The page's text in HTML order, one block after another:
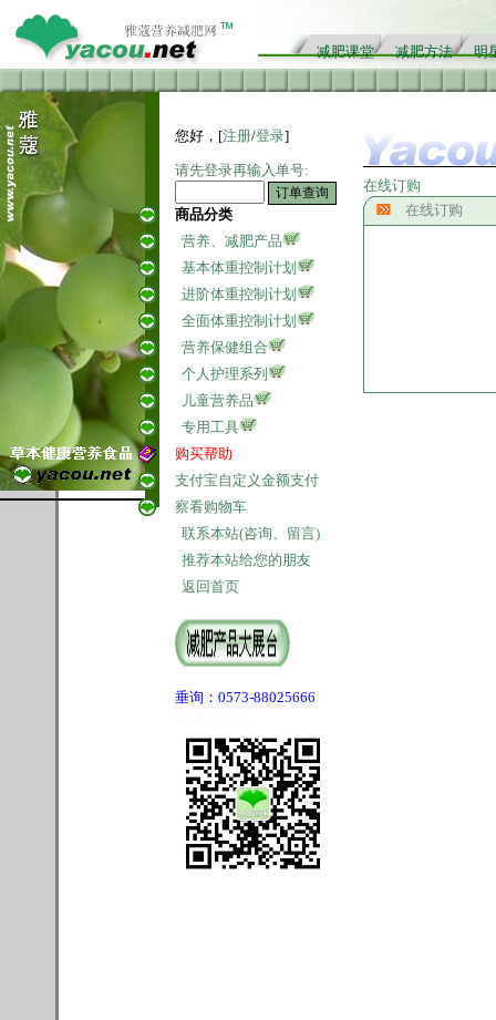
减肥课堂 减肥方法 明
您好，[注册/登录]
请先登录再输入单号:
商品分类
营养、减肥产品
基本体重控制计划
进阶体重控制计划
全面体重控制计划
营养保健组合
个人护理系列
儿童营养品
专用工具
购买帮助
支付宝自定义金额支付
察看购物车
联系本站(咨询、留言)
推荐本站给您的朋友
返回首页
垂询：0573-88025666
在线订购
在线订购